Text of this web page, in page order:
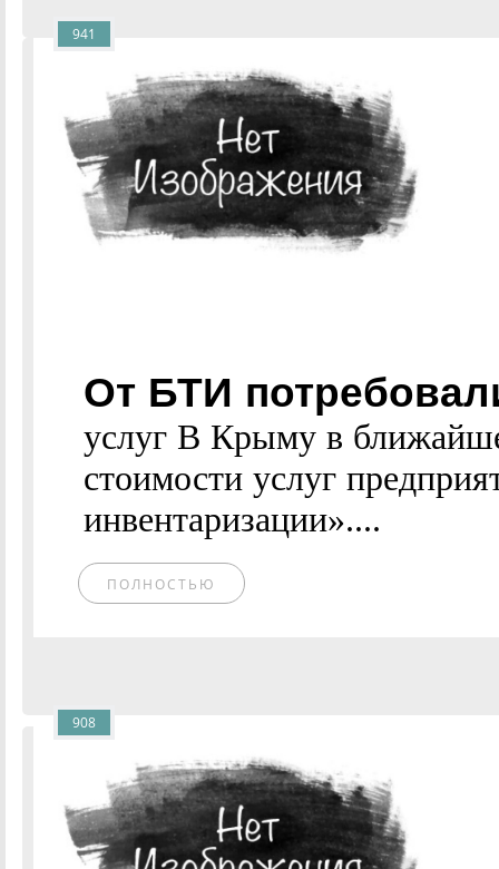
От БТИ
услуг В Крыму в
стоимости услуг
инвентаризации»....
ПОЛНОСТЬЮ
941
908